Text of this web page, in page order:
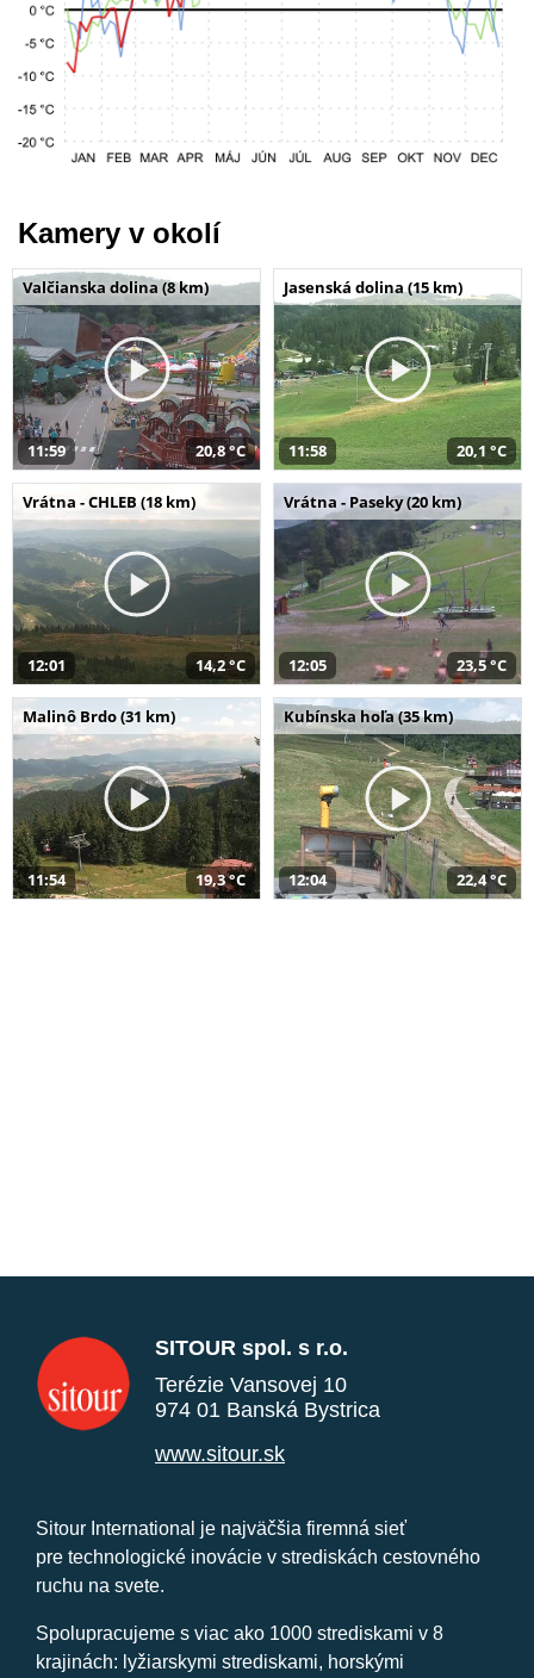
Kamery v okolí
Valčianska dolina (8 km)
11:59 20,8 °C
Jasenská dolina (15 km)
11:58 20,1 °C
Vrátna - CHLEB (18 km)
12:01 14,2 °C
Vrátna - Paseky (20 km)
12:05 23,5 °C
Malinô Brdo (31 km)
11:54 19,3 °C
Kubínska hoľa (35 km)
12:04 22,4 °C
SITOUR spol. s r.o.
Terézie Vansovej 10
974 01 Banská Bystrica
www.sitour.sk
Sitour International je najväčšia firemná sieť
pre technologické inovácie v strediskách cestovného
ruchu na svete.
Spolupracujeme s viac ako 1000 strediskami v 8
krajinách: lyžiarskymi strediskami, horskými